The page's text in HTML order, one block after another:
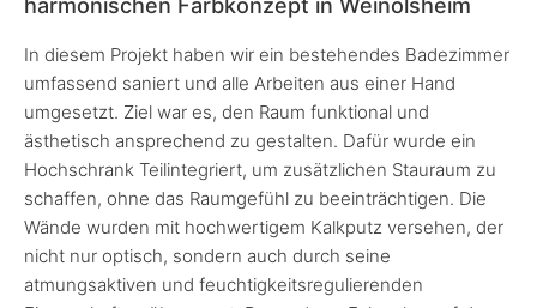
harmonischen Farbkonzept in Weinolsheim
In diesem Projekt haben wir ein bestehendes Badezimmer
umfassend saniert und alle Arbeiten aus einer Hand
umgesetzt. Ziel war es, den Raum funktional und
ästhetisch ansprechend zu gestalten. Dafür wurde ein
Hochschrank Teilintegriert, um zusätzlichen Stauraum zu
schaffen, ohne das Raumgefühl zu beeinträchtigen. Die
Wände wurden mit hochwertigem Kalkputz versehen, der
nicht nur optisch, sondern auch durch seine
atmungsaktiven und feuchtigkeitsregulierenden